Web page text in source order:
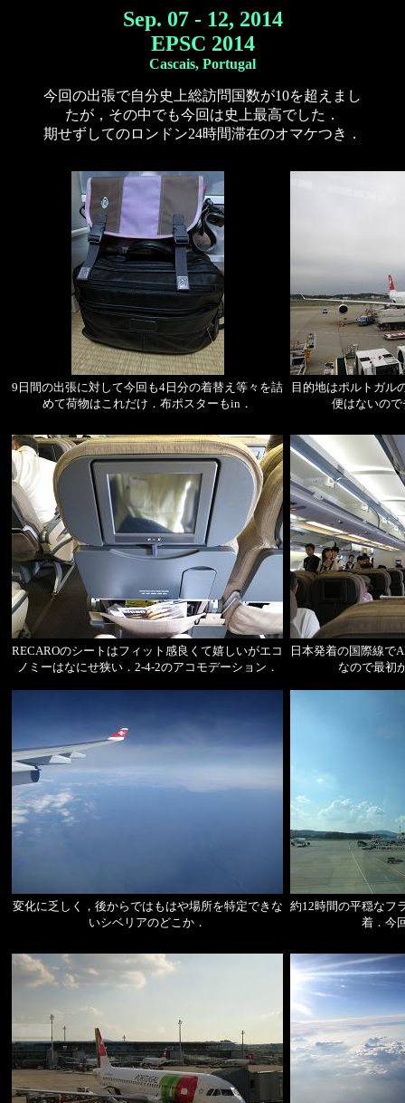
Sep. 07 - 12, 2014
EPSC 2014
Cascais, Portugal
今回の出張で自分史上総訪問国数が10を超えまし
たが，その中でも今回は史上最高でした．
期せずしてのロンドン24時間滞在のオマケつき．
9日間の出張に対して今回も4日分の着替え等々を詰
めて荷物はこれだけ．布ポスターもin．
目的地はポルトガル
便はないの
RECAROのシートはフィット感良くて嬉しいがエコ
ノミーはなにせ狭い．2-4-2のアコモデーション．
日本発着の国際線で
なので最初
変化に乏しく，後からではもはや場所を特定できな
いシベリアのどこか．
約12時間の平穏なフ
着．今